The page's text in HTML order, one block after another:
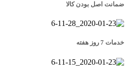
ضمانت اصل بودن کالا
خدمات 7 روز هفته